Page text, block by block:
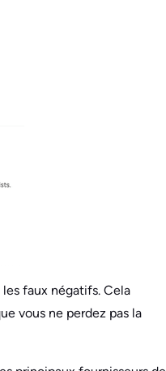
faux négatifs. Cela
vous ne perdez pas la